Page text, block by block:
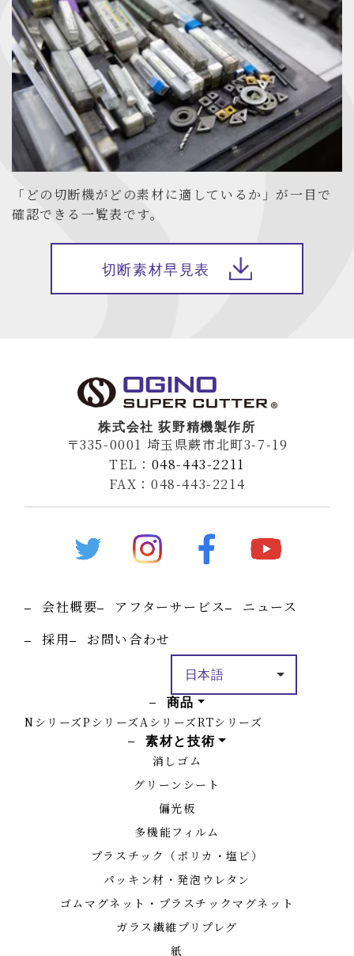
「どの切断機がどの素材に適しているか」が一目で
確認できる一覧表です。
切断素材早見表
株式会社 荻野精機製作所
〒335-0001 埼玉県蕨市北町3-7-19
TEL： 048-443-2211
FAX：048-443-2214
会社概要 アフターサービス
ニュース
採用
お問い合わせ
商品
NシリーズPシリーズAシリーズRTシリーズ
素材と技術
消しゴム
グリーンシート
偏光板
多機能フィルム
プラスチック（ポリカ・塩ビ）
パッキン材・発泡ウレタン
ゴムマグネット・プラスチックマグネット
ガラス繊維プリプレグ
紙